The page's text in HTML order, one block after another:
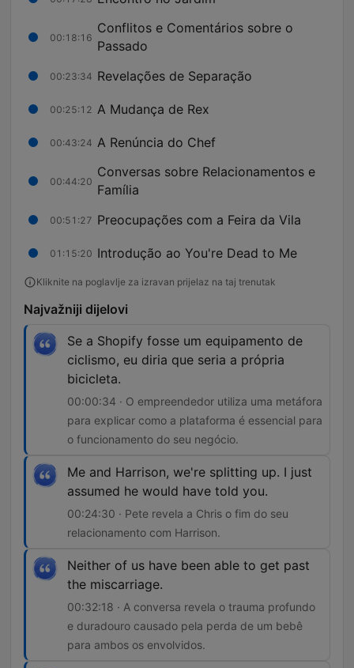
00:18:16
Conflitos e Comentários sobre o
Passado
00:23:34 Revelações de Separação
00:25:12 A Mudança de Rex
00:43:24 A Renúncia do Chef
00:44:20
Conversas sobre Relacionamentos e
Família
00:51:27 Preocupações com a Feira da Vila
01:15:20 Introdução ao You're Dead to Me
Kliknite na poglavlje za izravan prijelaz na taj trenutak
Najvažniji dijelovi
Se a Shopify fosse um equipamento de
ciclismo, eu diria que seria a própria
bicicleta.
00:00:34 · O empreendedor utiliza uma metáfora
para explicar como a plataforma é essencial para
o funcionamento do seu negócio.
Me and Harrison, we're splitting up. I just
assumed he would have told you.
00:24:30 · Pete revela a Chris o fim do seu
relacionamento com Harrison.
Neither of us have been able to get past
the miscarriage.
00:32:18 · A conversa revela o trauma profundo
e duradouro causado pela perda de um bebê
para ambos os envolvidos.